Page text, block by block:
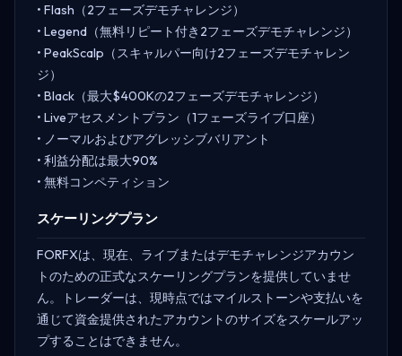
• Flash（2フェーズデモチャレンジ）
• Legend（無料リピート付き2フェーズデモチャレンジ）
• PeakScalp（スキャルパー向け2フェーズデモチャレン
ジ）
• Black（最大$400Kの2フェーズデモチャレンジ）
• Liveアセスメントプラン（1フェーズライブ口座）
• ノーマルおよびアグレッシブバリアント
• 利益分配は最大90%
• 無料コンペティション
スケーリングプラン
FORFXは、現在、ライブまたはデモチャレンジアカウン
トのための正式なスケーリングプランを提供していませ
ん。トレーダーは、現時点ではマイルストーンや支払いを
通じて資金提供されたアカウントのサイズをスケールアッ
プすることはできません。